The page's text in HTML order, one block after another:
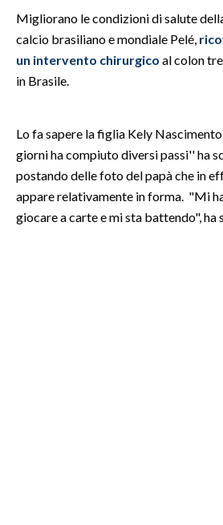
SPETTACOLI
GOSSIP
SARDEGNA TURISMO
SARDI NEL MONDO
NOTIZIE
Migliorano le condizioni di salute
calcio brasiliano e mondiale Pelé,
un intervento chirurgico al colon
in Brasile.
Lo fa sapere la figlia Kely
giorni ha compiuto diversi passi'' ha
postando delle foto del papà che in
appare relativamente in forma. "Mi
giocare a carte e mi sta battendo", ha